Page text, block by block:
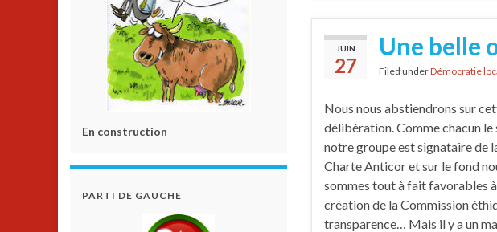
JUIN
27
Une belle
Filed underDémocratie
Nous nous abstiendrons sur
délibération. Comme chacun le
notre groupe est signataire de
Charte Anticor et sur le fond
sommes tout à fait favorables
création de la Commission
transparence… Mais il y a un
En construction
PARTI DE GAUCHE